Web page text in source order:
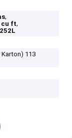
,
cu ft,
113